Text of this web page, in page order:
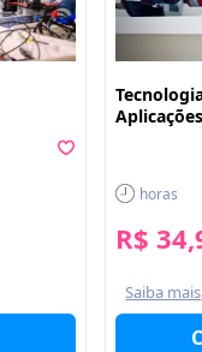
horas
R$
Saiba mais